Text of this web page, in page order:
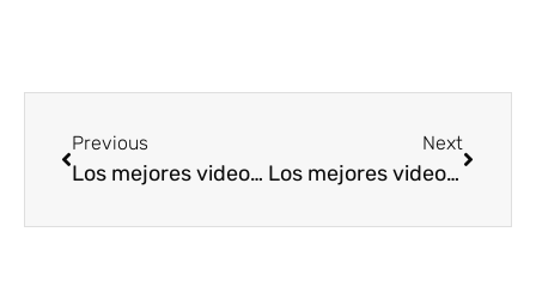
Previous
Los mejores videojuegos de Arcade [Top5]
Next
Los mejores videojuegos RPG y JRPG 2017 [Top5]